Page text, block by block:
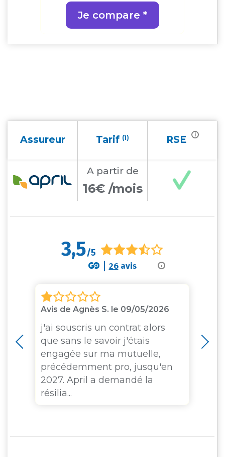
Je compare *
Assureur Tarif (1) RSE i
A partir de
16€ /mois
i
3,5/5
26avis
Avis de Agnès S. le 09/05/2026
j'ai souscris un contrat alors
que sans le savoir j'étais
engagée sur ma mutuelle,
précédemment pro, jusqu'en
2027. April a demandé la
résilia...